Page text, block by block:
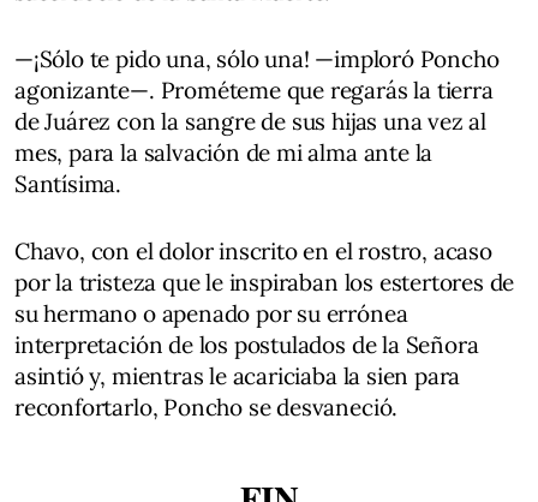
—¡Sólo te pido una, sólo una! —imploró Poncho
agonizante—. Prométeme que regarás la tierra
de Juárez con la sangre de sus hijas una vez al
mes, para la salvación de mi alma ante la
Santísima.
Chavo, con el dolor inscrito en el rostro, acaso
por la tristeza que le inspiraban los estertores de
su hermano o apenado por su errónea
interpretación de los postulados de la Señora
asintió y, mientras le acariciaba la sien para
reconfortarlo, Poncho se desvaneció.